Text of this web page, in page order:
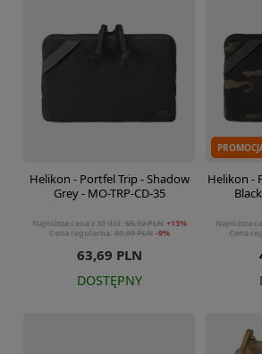
Helikon - Portfel Trip - Shadow
Grey - MO-TRP-CD-35
63,69 PLN
Najniższa cena z 30 dni: 55,92 PLN +13%
Cena regularna: 69,99 PLN -9%
DOSTĘPNY
Helikon -
Najniższa
Cena